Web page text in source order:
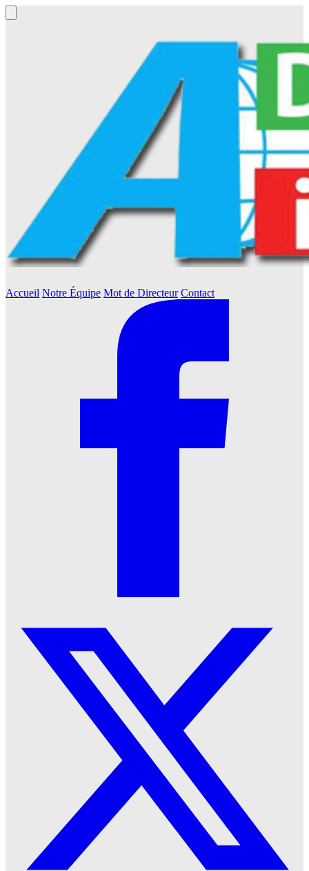
Accueil Notre Équipe Mot de Directeur Contact